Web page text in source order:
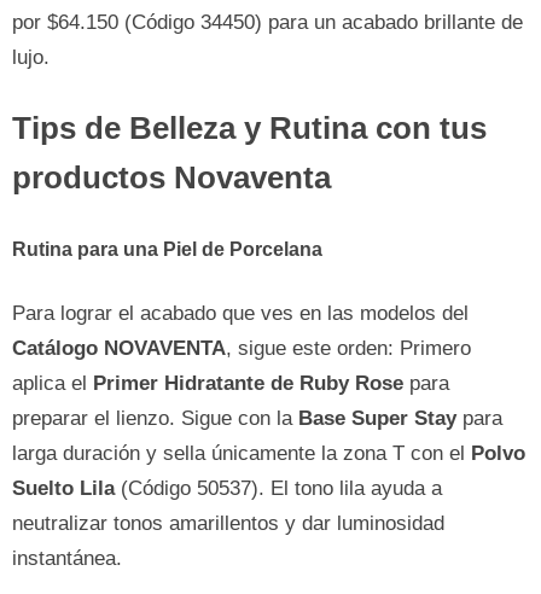
por $64.150 (Código 34450) para un acabado brillante de
lujo.
Tips de Belleza y Rutina con tus
productos Novaventa
Rutina para una Piel de Porcelana
Para lograr el acabado que ves en las modelos del
Catálogo NOVAVENTA, sigue este orden: Primero
aplica el Primer Hidratante de Ruby Rose para
preparar el lienzo. Sigue con la Base Super Staypara
larga duración y sella únicamente la zona T con el Polvo
Suelto Lila(Código 50537). El tono lila ayuda a
neutralizar tonos amarillentos y dar luminosidad
instantánea.